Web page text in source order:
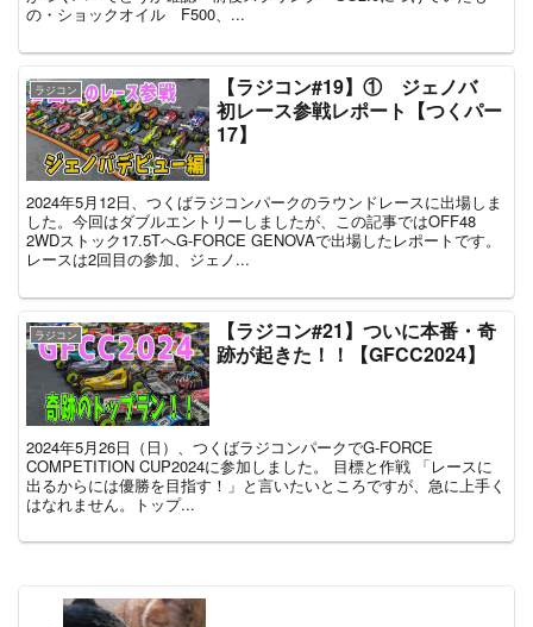
の・ショックオイル F500、...
ラジコン
【ラジコン#19】① ジェノバ
初レース参戦レポート【つくパー
17】
2024年5月12日、つくばラジコンパークのラウンドレースに出場しま
した。今回はダブルエントリーしましたが、この記事ではOFF48
2WDストック17.5TへG-FORCE GENOVAで出場したレポートです。
レースは2回目の参加、ジェノ...
ラジコン
【ラジコン#21】ついに本番・奇
跡が起きた！！【GFCC2024】
2024年5月26日（日）、つくばラジコンパークでG-FORCE
COMPETITION CUP2024に参加しました。 目標と作戦 「レースに
出るからには優勝を目指す！」と言いたいところですが、急に上手く
はなれません。トップ...